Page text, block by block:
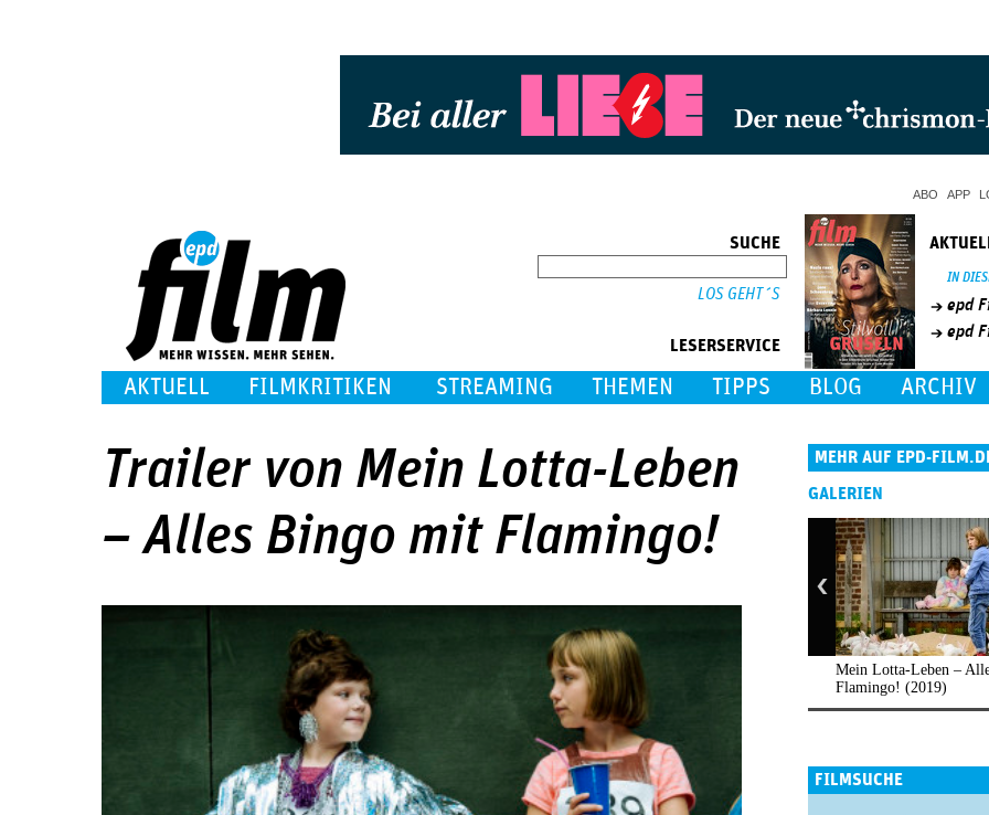
ABO APP
SUCHE
LESERSERVICE
IN
epd
epd
AKTUELL FILMKRITIKEN STREAMING THEMEN TIPPS BLOG ARCHIV
Trailer von Mein Lotta-Leben
– Alles Bingo mit Flamingo!
MEHR AUF EPD-
GALERIEN
Mein Lotta-Leben –
Flamingo! (2019)
FILMSUCHE